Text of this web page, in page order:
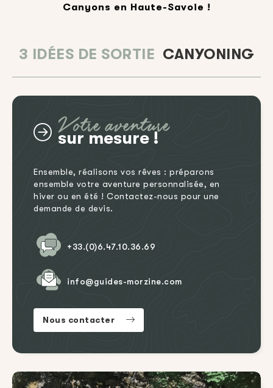
Canyons en Haute-Savoie !
3 IDÉES DE SORTIE CANYONING
Votre aventure
sur mesure !
Ensemble, réalisons vos rêves : préparons
ensemble votre aventure personnalisée, en
hiver ou en été ! Contactez-nous pour une
demande de devis.
+33.(0)6.47.10.36.69
info@guides-morzine.com
Nous contacter